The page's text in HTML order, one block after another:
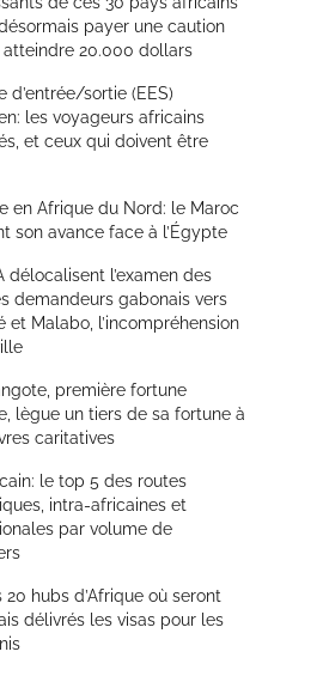
payer une caution
atteindre 20.000 dollars
d’entrée/sortie (EES)
les voyageurs africains
et ceux qui doivent être
en Afrique du Nord: le Maroc
son avance face à l’Égypte
délocalisent l’examen des
demandeurs gabonais vers
et Malabo, l’incompréhension
première fortune
lègue un tiers de sa fortune à
caritatives
le top 5 des routes
intra-africaines et
par volume de
20 hubs d’Afrique où seront
délivrés les visas pour les